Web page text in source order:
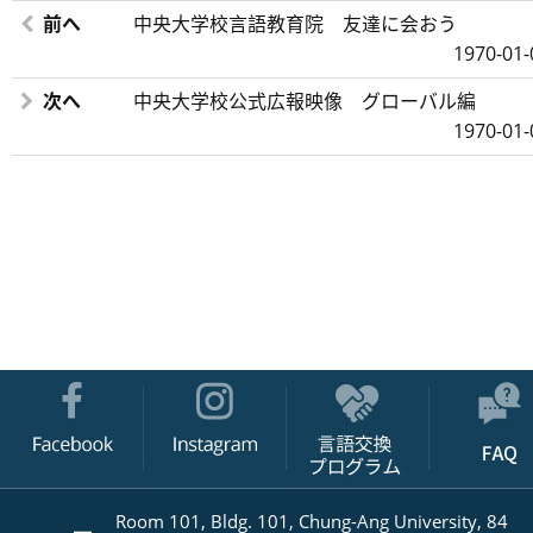
前へ
中央大学校言語教育院 友達に会おう
1970-
次へ
中央大学校公式広報映像 グローバル編
1970-
Room 101, Bldg. 101, Chung-Ang University, 84